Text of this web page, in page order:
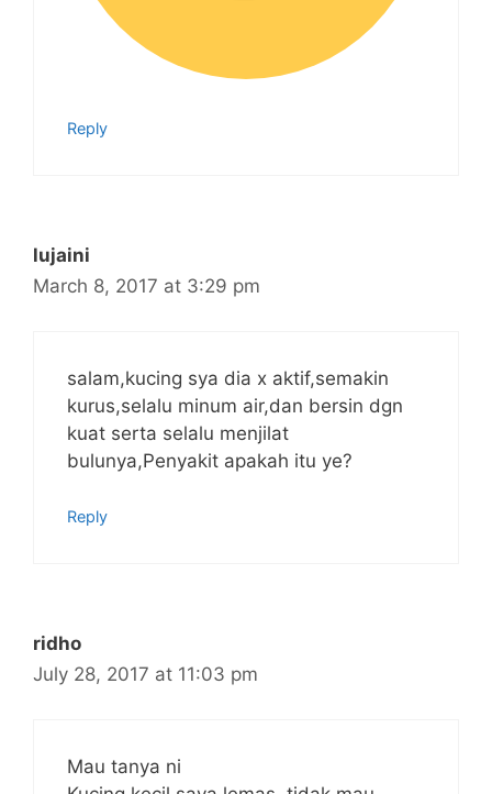
Reply
lujaini
March 8, 2017 at 3:29 pm
salam,kucing sya dia x aktif,semakin
kurus,selalu minum air,dan bersin dgn
kuat serta selalu menjilat
bulunya,Penyakit apakah itu ye?
Reply
ridho
July 28, 2017 at 11:03 pm
Mau tanya ni